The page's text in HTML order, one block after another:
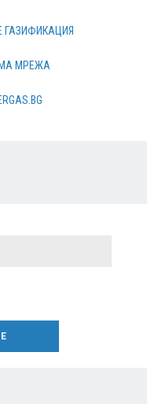
ГАЗИФИКАЦИЯ
МРЕЖА